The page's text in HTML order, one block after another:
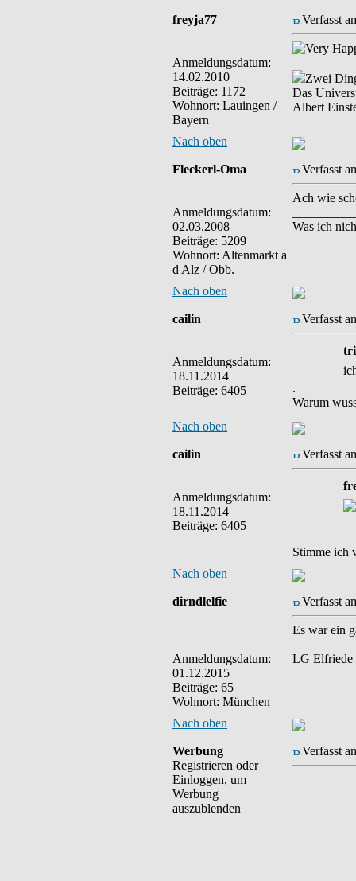
freyja77
Anmeldungsdatum:
14.02.2010
Beiträge: 1172
Wohnort: Lauingen /
Bayern
Verfasst
Zwei
Das
Albert
Nach oben
Fleckerl-Oma
Anmeldungsdatum:
02.03.2008
Beiträge: 5209
Wohnort: Altenmarkt a
d Alz / Obb.
Verfasst
Ach wie
Was ich
Nach oben
cailin
Anmeldungsdatum:
18.11.2014
Beiträge: 6405
Verfasst
.
Warum
Nach oben
cailin
Anmeldungsdatum:
18.11.2014
Beiträge: 6405
Verfasst
Stimme ich
Nach oben
dirndlelfie
Anmeldungsdatum:
01.12.2015
Beiträge: 65
Wohnort: München
Verfasst
Es war ein
LG Elfriede
Nach oben
Werbung
Registrieren oder
Einloggen, um
Werbung
auszublenden
Verfasst